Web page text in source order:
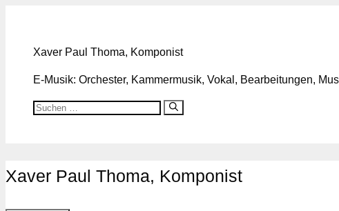
springen
Xaver Paul Thoma, Komponist
E-Musik: Orchester, Kammermusik, Vokal, Bearbeitungen,
Suchen
Xaver Paul Thoma, Komponist